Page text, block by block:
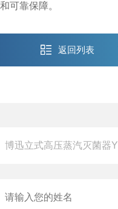
可靠保障。
返回列表